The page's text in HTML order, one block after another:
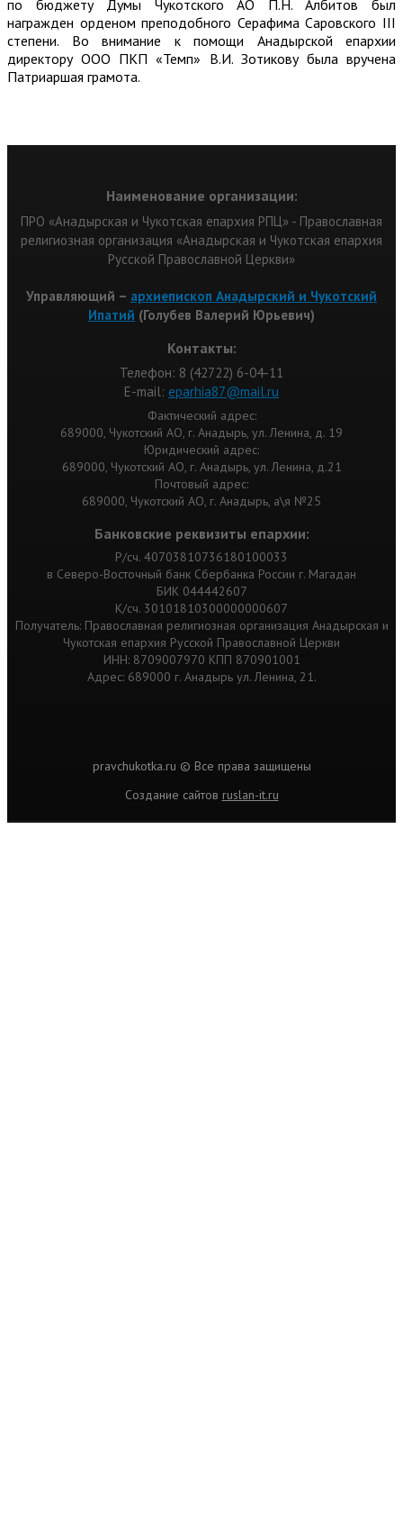
по бюджету Думы Чукотского АО П.Н. Албитов был
награжден орденом преподобного Серафима Саровского III
степени. Во внимание к помощи Анадырской епархии
директору ООО ПКП «Темп» В.И. Зотикову была вручена
Патриаршая грамота.
Наименование организации:
ПРО «Анадырская и Чукотская епархия РПЦ» - Православная
религиозная организация «Анадырская и Чукотская епархия
Русской Православной Церкви»
Управляющий – архиепископ Анадырский и Чукотский
Ипатий (Голубев Валерий Юрьевич)
Контакты:
Телефон: 8 (42722) 6-04-11
Е-mail: eparhia87@mail.ru
Фактический адрес:
689000, Чукотский АО, г. Анадырь, ул. Ленина, д. 19
Юридический адрес:
689000, Чукотский АО, г. Анадырь, ул. Ленина, д.21
Почтовый адрес:
689000, Чукотский АО, г. Анадырь, а\я №25
Банковские реквизиты епархии:
Р/сч. 40703810736180100033
в Северо-Восточный банк Сбербанка России г. Магадан
БИК 044442607
К/сч. 30101810300000000607
Получатель: Православная религиозная организация Анадырская и
Чукотская епархия Русской Православной Церкви
ИНН: 8709007970 КПП 870901001
Адрес: 689000 г. Анадырь ул. Ленина, 21.
pravchukotka.ru © Все права защищены
Cоздание сайтов ruslan-it.ru